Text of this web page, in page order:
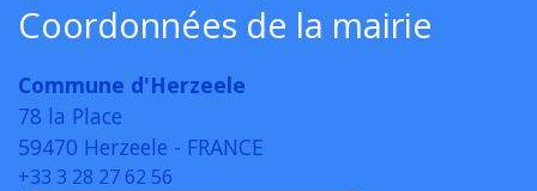
Coordonnées de la mairie
Commune d'Herzeele
78 la Place
59470 Herzeele - FRANCE
+33 3 28 27 62 56